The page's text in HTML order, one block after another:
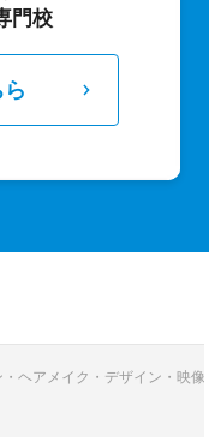
門校
ヘアメイク・デザイン・映